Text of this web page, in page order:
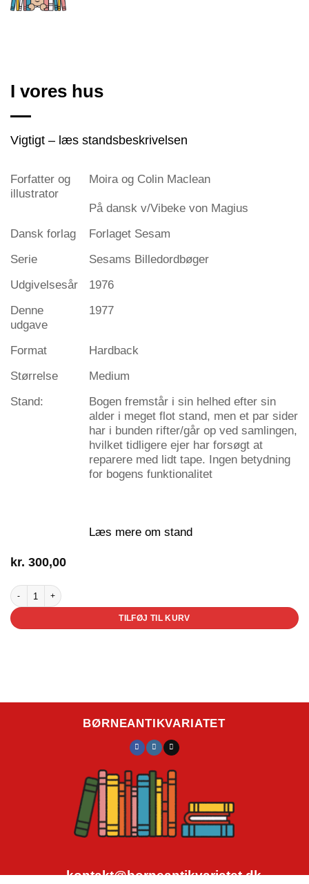
I vores hus
Vigtigt – læs standsbeskrivelsen
Forfatter og
illustrator
Moira og Colin Maclean
På dansk v/Vibeke von Magius
Dansk forlag
Forlaget Sesam
Serie
Sesams Billedordbøger
Udgivelsesår
1976
Denne
udgave
1977
Format
Hardback
Størrelse
Medium
Stand:
Bogen fremstår i sin helhed efter sin
alder i meget flot stand, men et par sider
har i bunden rifter/går op ved samlingen,
hvilket tidligere ejer har forsøgt at
reparere med lidt tape. Ingen betydning
for bogens funktionalitet
Læs mere om stand
kr. 300,00
I vores hus antal
TILFØJ TIL KURV
BØRNEANTIKVARIATET
kontakt@borneantikvariatet.dk